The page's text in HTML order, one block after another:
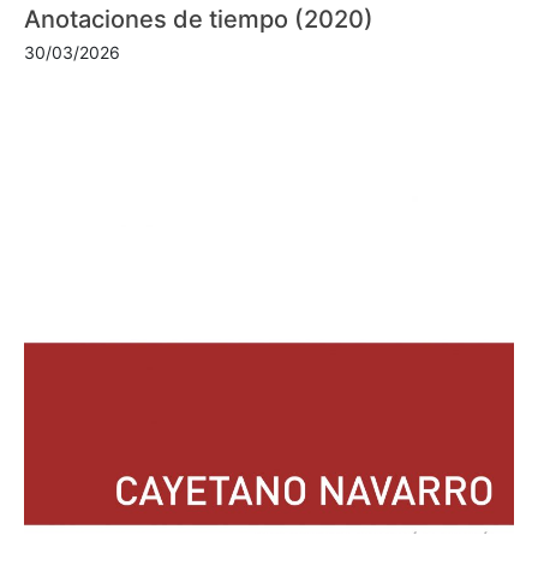
Anotaciones de tiempo (2020)
30/03/2026